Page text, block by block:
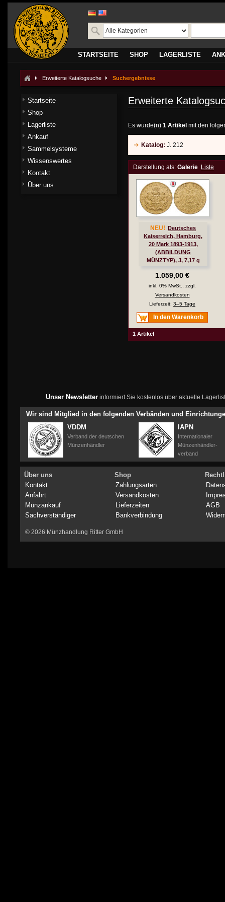
STARTSEITE SHOP LAGERLISTE
Erweiterte Katalogsuche Suchergebnisse
Erweiterte
Es wurde(n) 1 Artikel mit den
Katalog: J. 212
Darstellung als: Galerie Liste
NEU!
Deutsches
Kaiserreich, Hamburg,
20 Mark 1893-1913,
(ABBILDUNG
MÜNZTYP), J, 7,17 g
1.059,00 €
inkl. 0% MwSt., zzgl.
Versandkosten
Lieferzeit: 3–5 Tage
In den Warenkorb
1 Artikel
Startseite
Shop
Lagerliste
Ankauf
Sammelsysteme
Wissenswertes
Kontakt
Über uns
Unser Newsletterinformiert Sie kostenlos über aktuelle
Wir sind Mitglied in den folgenden Verbänden und
VDDM
Verband der deutschen
Münzenhändler
IAPN
Internationaler
Münzenhändler-
verband
Über uns
Kontakt
Anfahrt
Münzankauf
Sachverständiger
Shop
Zahlungsarten
Versandkosten
Lieferzeiten
Bankverbindung
AGB
© 2026 Münzhandlung Ritter GmbH